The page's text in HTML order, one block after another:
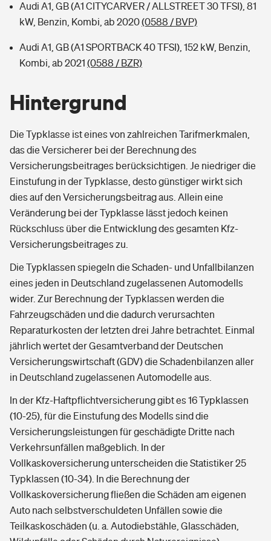
Audi A1, GB (A1 CITYCARVER / ALLSTREET 30 TFSI), 81
kW, Benzin, Kombi, ab 2020(0588 / BVP)
Audi A1, GB (A1 SPORTBACK 40 TFSI), 152 kW, Benzin,
Kombi, ab 2021 (0588 / BZR)
Hintergrund
Die Typklasse ist eines von zahlreichen Tarifmerkmalen,
das die Versicherer bei der Berechnung des
Versicherungsbeitrages berücksichtigen. Je niedriger die
Einstufung in der Typklasse, desto günstiger wirkt sich
dies auf den Versicherungsbeitrag aus. Allein eine
Veränderung bei der Typklasse lässt jedoch keinen
Rückschluss über die Entwicklung des gesamten Kfz-
Versicherungsbeitrages zu.
Die Typklassen spiegeln die Schaden- und Unfallbilanzen
eines jeden in Deutschland zugelassenen Automodells
wider. Zur Berechnung der Typklassen werden die
Fahrzeugschäden und die dadurch verursachten
Reparaturkosten der letzten drei Jahre betrachtet. Einmal
jährlich wertet der Gesamtverband der Deutschen
Versicherungswirtschaft (GDV) die Schadenbilanzen aller
in Deutschland zugelassenen Automodelle aus.
In der Kfz-Haftpflichtversicherung gibt es 16 Typklassen
(10-25), für die Einstufung des Modells sind die
Versicherungsleistungen für geschädigte Dritte nach
Verkehrsunfällen maßgeblich. In der
Vollkaskoversicherung unterscheiden die Statistiker 25
Typklassen (10-34). In die Berechnung der
Vollkaskoversicherung fließen die Schäden am eigenen
Auto nach selbstverschuldeten Unfällen sowie die
Teilkaskoschäden (u. a. Autodiebstähle, Glasschäden,